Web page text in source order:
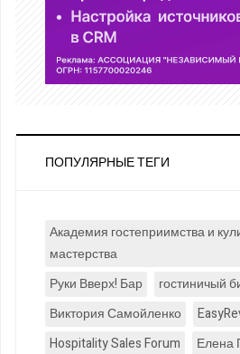
ПОПУЛЯРНЫЕ ТЕГИ
Академия гостеприимства и
мастерства
Руки Вверх! Бар
гостиничый
Виктория Самойленко
Hospitality Sales Forum
Елена